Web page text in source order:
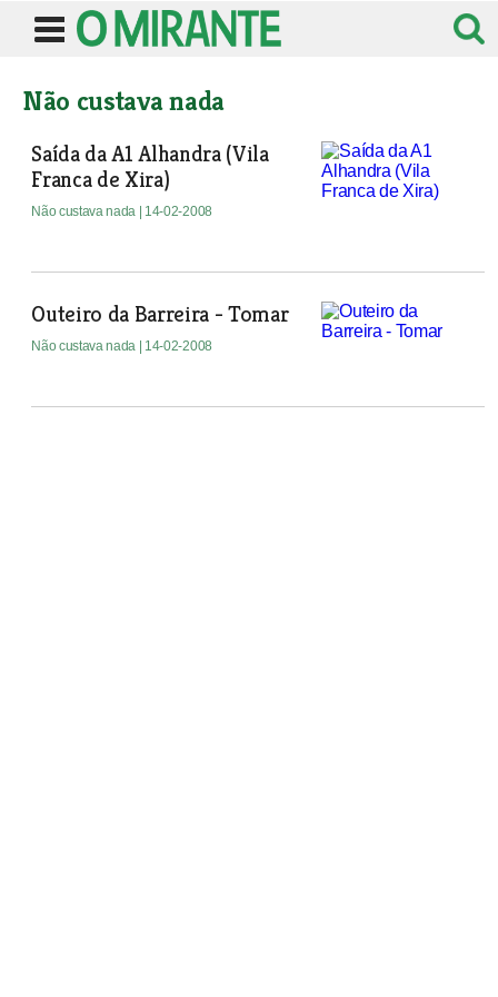
Não custava nada
Saída da A1 Alhandra (Vila
Franca de Xira)
Não custava nada | 14-02-2008
Outeiro da Barreira - Tomar
Não custava nada | 14-02-2008